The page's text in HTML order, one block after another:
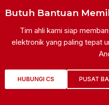
Butuh Bantuan
Tim ahli kami siap
elektronik yang paling tepat
HUBUNGI CS PUSAT